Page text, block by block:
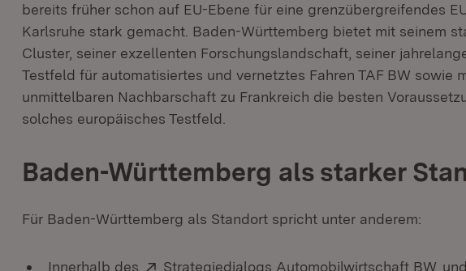
bereits früher schon auf EU-Ebene für eine grenzübergreifendes
Karlsruhe stark gemacht. Baden-Württemberg bietet mit seinem
Cluster, seiner exzellenten Forschungslandschaft, seiner
Testfeld für automatisiertes und vernetztes Fahren TAF BW sowie
unmittelbaren Nachbarschaft zu Frankreich die besten
solches europäisches Testfeld.
Baden-Württemberg als starker
Für Baden-Württemberg als Standort spricht unter anderem:
Innerhalb des Extern:
Strategiedialogs Automobilwirtschaft BW